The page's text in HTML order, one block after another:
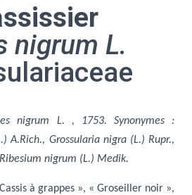
nigrum L.
nigrum L. , 1753. Synonymes :
A.Rich., Grossularia nigra (L.) Rupr.,
nigrum (L.) Medik.
à grappes », « Groseiller noir »,